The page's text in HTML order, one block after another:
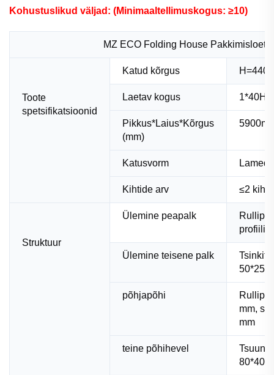
Kohustuslikud väljad: (Minimaaltellimuskogus: ≥10)
MZ ECO Folding House
Toote
spetsifikatsioonid
Katud kõrgus
Laetav kogus
Pikkus*Laius*Kõrgus
(mm)
Katusvorm
Kihtide arv ≤2 kihti
Struktuur
Ülemine peapalk
profiili
Ülemine teisene palk
põhjapõhi
mm,
mm
teine põhihevel